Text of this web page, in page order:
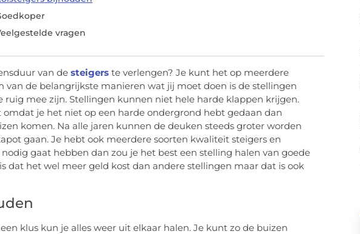
vragen
van de steigers te verlengen? Je kunt het op meerdere
van de belangrijkste manieren wat jij moet doen is de stellingen
ruig mee zijn. Stellingen kunnen niet hele harde klappen krijgen.
je het niet op een harde ondergrond hebt gedaan dan
komen. Na alle jaren kunnen de deuken steeds groter worden
gaan. Je hebt ook meerdere soorten kwaliteit steigers en
gaat hebben dan zou je het best een stelling halen van goede
dat het wel meer geld kost dan andere stellingen maar dat is ook
klus kun je alles weer uit elkaar halen. Je kunt zo de buizen